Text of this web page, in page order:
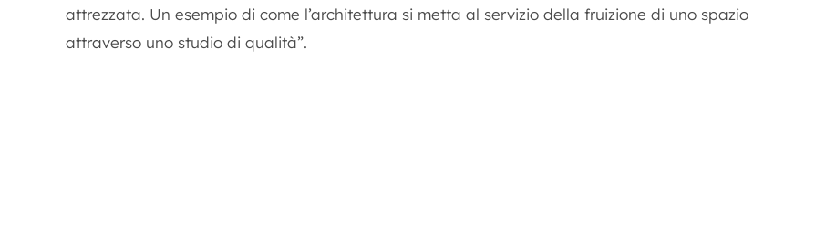
attrezzata. Un esempio di come l’architettura si metta al servizio della fruizione di uno spazio
attraverso uno studio di qualità”.